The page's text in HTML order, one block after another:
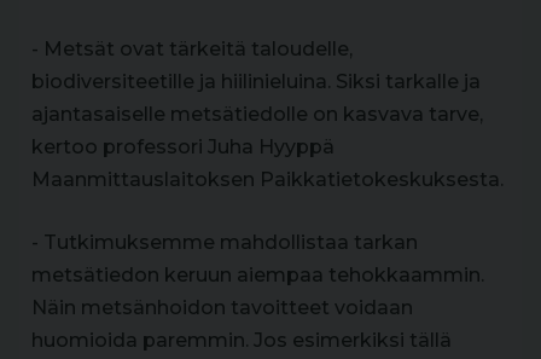
- Metsät ovat tärkeitä taloudelle,
biodiversiteetille ja hiilinieluina. Siksi tarkalle ja
ajantasaiselle metsätiedolle on kasvava tarve,
kertoo professori Juha Hyyppä
Maanmittauslaitoksen Paikkatietokeskuksesta.
- Tutkimuksemme mahdollistaa tarkan
metsätiedon keruun aiempaa tehokkaammin.
Näin metsänhoidon tavoitteet voidaan
huomioida paremmin. Jos esimerkiksi tällä